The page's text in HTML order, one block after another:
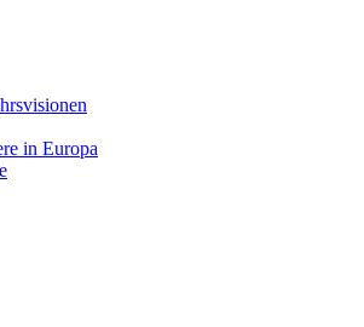
in Europa